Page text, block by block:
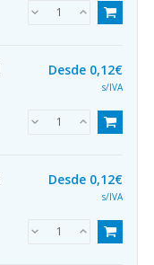
Desde 0,12€
s/IVA
Desde 0,12€
s/IVA